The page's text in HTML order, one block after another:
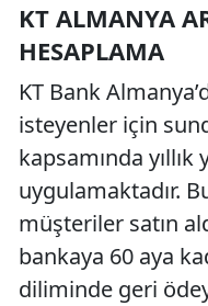
KT ALMANYA
HESAPLAMA
KT Bank
isteyenler için
kapsamında yıllık
uygulamaktadır.
müşteriler satın
bankaya 60 aya
diliminde geri